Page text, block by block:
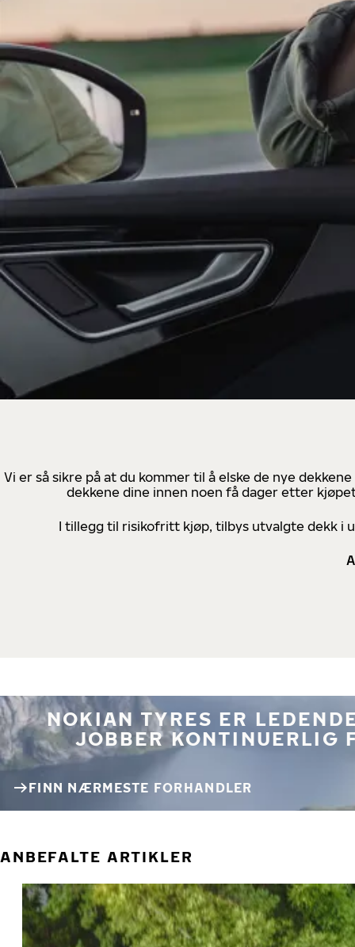
Vi er så sikre på at du kommer til å elske de nye
dekkene dine innen noen få dager etter
I tillegg til risikofritt kjøp, tilbys utvalgte dekk i
NOKIAN TYRES ER
JOBBER KONTINUERLIG
FINN NÆRMESTE FORHANDLER
ANBEFALTE ARTIKLER